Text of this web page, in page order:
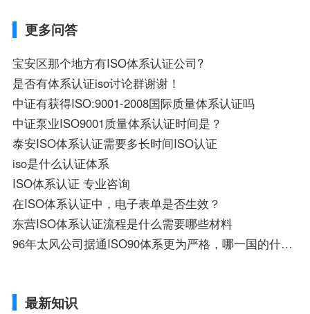
更多问答
宝安区那个地方有ISO体系认证公司?
是否有体系认证iso讨论群谢谢！
中证有获得ISO:9001-2008国际质量体系认证吗
中证泵业ISO9001质量体系认证时间是？
泰安ISO体系认证需要多长时间ISO认证
iso是什么认证体系
ISO体系认证 专业咨询
在ISO体系认证中，电子表单是否生效？
东营ISO体系认证流程是什么需要哪些材料
96年太风公司据通ISO90体系更为严格，哪一国的什么体系认证
最新知识